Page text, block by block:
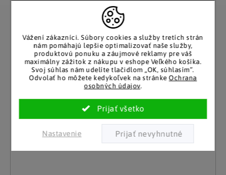
Vážení zákazníci. Súbory cookies a služby tretích strán
nám pomáhajú lepšie optimalizovať naše služby,
produktovú ponuku a záujmové reklamy pre váš
maximálny zážitok z nákupu v eshope Veľkého košíka.
Svoj súhlas nám udelíte tlačidlom „OK, súhlasím“.
Odvolať ho môžete kedykoľvek na stránke Ochrana
osobných údajov.
Nastavenie